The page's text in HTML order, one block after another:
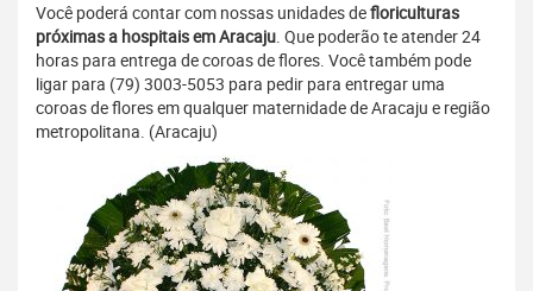
Você poderá contar com nossas unidades defloriculturas
próximas a hospitais em Aracaju. Que poderão te atender 24
horas para entrega de coroas de flores. Você também pode
ligar para (79) 3003-5053 para pedir para entregar uma
coroas de flores em qualquer maternidade de Aracaju e região
metropolitana. (Aracaju)